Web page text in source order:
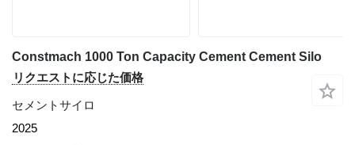
Constmach 1000 Ton Capacity Cement Cement Silo
リクエストに応じた価格
セメントサイロ
2025